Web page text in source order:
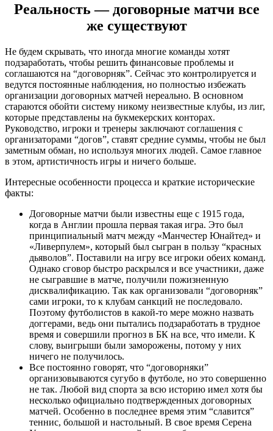
Реальность — договорные матчи все
же существуют
Не будем скрывать, что иногда многие команды хотят
подзаработать, чтобы решить финансовые проблемы и
соглашаются на “договорняк”. Сейчас это контролируется и
ведутся постоянные наблюдения, но полностью избежать
организации договорных матчей нереально. В основном
стараются обойти систему никому неизвестные клубы, из лиг,
которые представлены на букмекерских конторах.
Руководство, игроки и тренеры заключают соглашения с
организаторами “догов”, ставят средние суммы, чтобы не был
заметным обман, но используя многих людей. Самое главное
в этом, артистичность игры и ничего больше.
Интересные особенности процесса и краткие исторические
факты:
Договорные матчи были известны еще с 1915 года,
когда в Англии прошла первая такая игра. Это был
принципиальный матч между «Манчестер Юнайтед» и
«Ливерпулем», который был сыгран в пользу “красных
дьяволов”. Поставили на игру все игроки обеих команд.
Однако сговор быстро раскрылся и все участники, даже
не сыгравшие в матче, получили пожизненную
дисквалификацию. Так как организовали “договорняк”
сами игроки, то к клубам санкций не последовало.
Поэтому футболистов в какой-то мере можно назвать
доггерами, ведь они пытались подзаработать в трудное
время и совершили прогноз в БК на все, что имели. К
слову, выигрыши были заморожены, потому у них
ничего не получилось.
Все постоянно говорят, что “договорняки”
организовываются сугубо в футболе, но это совершенно
не так. Любой вид спорта за всю историю имел хотя бы
несколько официально подтвержденных договорных
матчей. Особенно в последнее время этим “славится”
теннис, большой и настольный. В свое время Серена